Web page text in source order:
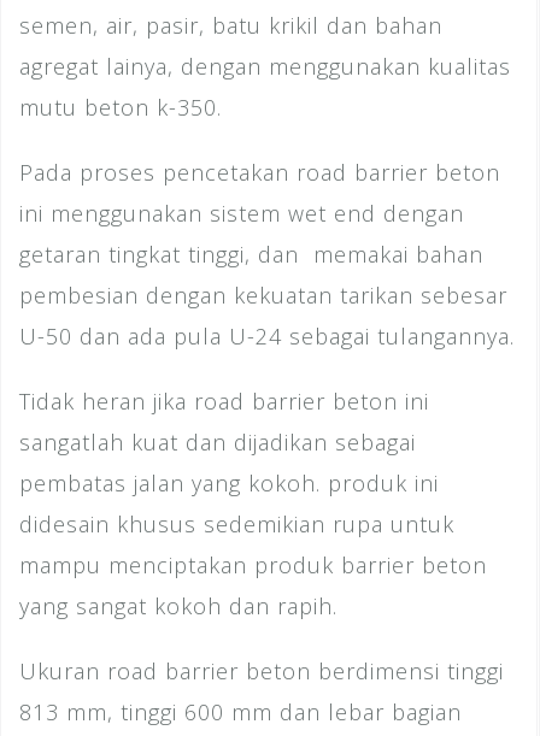
semen, air, pasir, batu krikil dan bahan
agregat lainya, dengan menggunakan kualitas
mutu beton k-350.
Pada proses pencetakan road barrier beton
ini menggunakan sistem wet end dengan
getaran tingkat tinggi, dan memakai bahan
pembesian dengan kekuatan tarikan sebesar
U-50 dan ada pula U-24 sebagai tulangannya.
Tidak heran jika road barrier beton ini
sangatlah kuat dan dijadikan sebagai
pembatas jalan yang kokoh. produk ini
didesain khusus sedemikian rupa untuk
mampu menciptakan produk barrier beton
yang sangat kokoh dan rapih.
Ukuran road barrier beton berdimensi tinggi
813 mm, tinggi 600 mm dan lebar bagian